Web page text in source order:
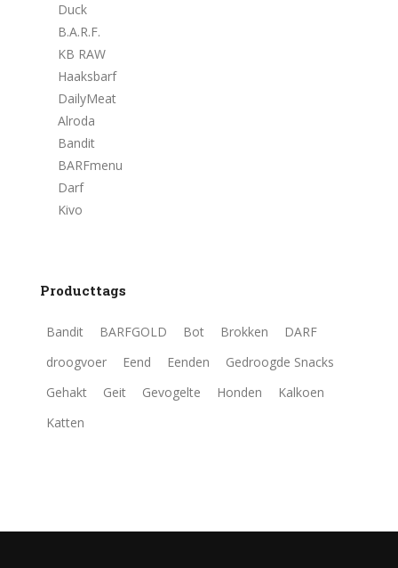
Duck
B.A.R.F.
KB RAW
Haaksbarf
DailyMeat
Alroda
Bandit
BARFmenu
Darf
Kivo
Producttags
Bandit BARFGOLD Bot Brokken
DARF
droogvoer
Eend Eenden
Gedroogde Snacks
Gehakt
Geit Gevogelte Honden
Kalkoen
Katten